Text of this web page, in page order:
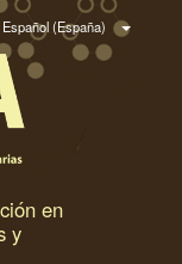
Español (España)
en
y